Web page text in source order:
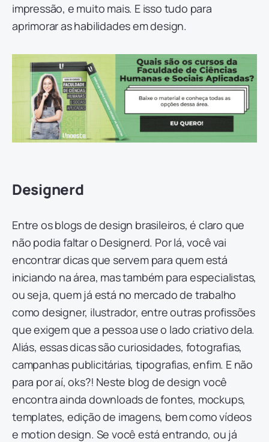
impressão, e muito mais. E isso tudo para
aprimorar as habilidades em design.
Designerd
Entre os blogs de design brasileiros, é claro que
não podia faltar o Designerd. Por lá, você vai
encontrar dicas que servem para quem está
iniciando na área, mas também para especialistas,
ou seja, quem já está no mercado de trabalho
como designer, ilustrador, entre outras profissões
que exigem que a pessoa use o lado criativo dela.
Aliás, essas dicas são curiosidades, fotografias,
campanhas publicitárias, tipografias, enfim. E não
para por aí, oks?! Neste blog de design você
encontra ainda downloads de fontes, mockups,
templates, edição de imagens, bem como vídeos
e motion design. Se você está entrando, ou já